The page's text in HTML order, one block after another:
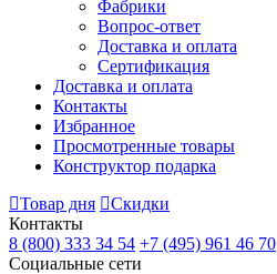
Фабрики
Вопрос-ответ
Доставка и оплата
Сертификация
Доставка и оплата
Контакты
Избранное
Просмотренные товары
Конструктор подарка
Товар дня
Скидки
Контакты
8 (800) 333 34 54 +7 (495) 961 46 70
Социальные сети